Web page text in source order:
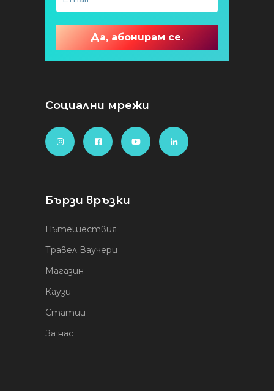
Социални мрежи
Бързи връзки
Пътешествия
Травел Ваучери
Магазин
Каузи
Статии
За нас